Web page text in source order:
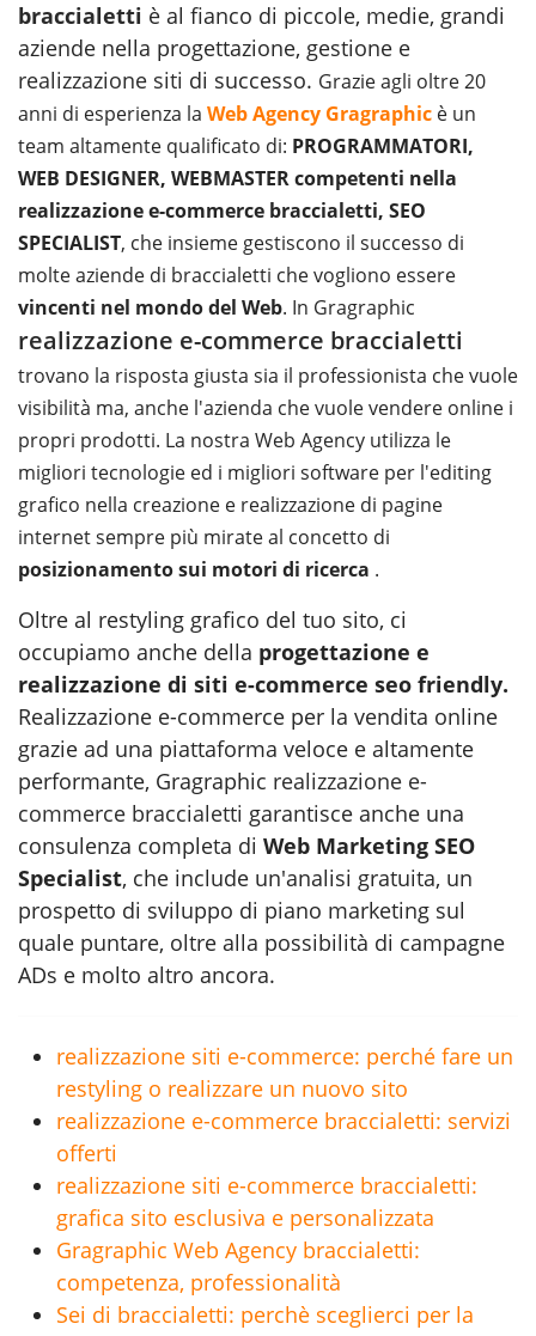
braccialetti è al fianco di piccole, medie, grandi
aziende nella progettazione, gestione e
realizzazione siti di successo. Grazie agli oltre 20
anni di esperienza la Web Agency Gragraphic è un
team altamente qualificato di: PROGRAMMATORI,
WEB DESIGNER, WEBMASTER competenti nella
realizzazione e-commerce braccialetti, SEO
SPECIALIST, che insieme gestiscono il successo di
molte aziende di braccialetti che vogliono essere
vincenti nel mondo del Web. In Gragraphic
realizzazione e-commerce braccialetti
trovano la risposta giusta sia il professionista che vuole
visibilità ma, anche l'azienda che vuole vendere online i
propri prodotti. La nostra Web Agency utilizza le
migliori tecnologie ed i migliori software per l'editing
grafico nella creazione e realizzazione di pagine
internet sempre più mirate al concetto di
posizionamento sui motori di ricerca .
Oltre al restyling grafico del tuo sito, ci
occupiamo anche della progettazione e
realizzazione di siti e-commerce seo friendly.
Realizzazione e-commerce per la vendita online
grazie ad una piattaforma veloce e altamente
performante, Gragraphic realizzazione e-
commerce braccialetti garantisce anche una
consulenza completa di Web Marketing SEO
Specialist, che include un'analisi gratuita, un
prospetto di sviluppo di piano marketing sul
quale puntare, oltre alla possibilità di campagne
ADs e molto altro ancora.
realizzazione siti e-commerce: perché fare un
restyling o realizzare un nuovo sito
realizzazione e-commerce braccialetti: servizi
offerti
realizzazione siti e-commerce braccialetti:
grafica sito esclusiva e personalizzata
Gragraphic Web Agency braccialetti:
competenza, professionalità
Sei di braccialetti: perchè sceglierci per la